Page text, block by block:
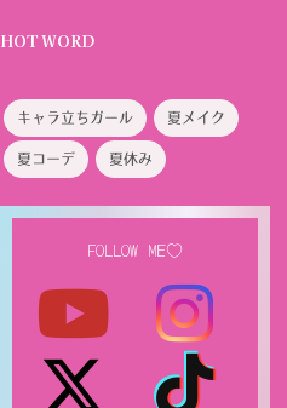
HOT WORD
キャラ立ちガール 夏メイク
夏コーデ 夏休み
FOLLOW ME♡